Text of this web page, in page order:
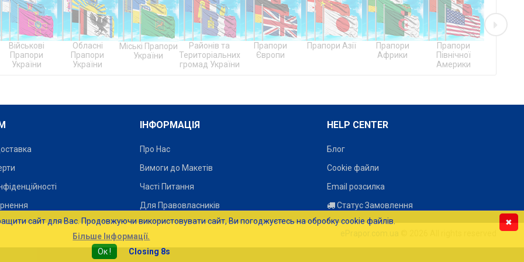
Обласні
Прапори
України
Міські Прапори
України
Районів та
Територіальних
громад України
Прапори
Європи
Прапори Азії
Прапори
Прапори
Північної
Прапори
Південної
Америки
ІНФОРМАЦІЯ
Про Нас
Вимоги до Макетів
Часті Питання
Для Правовласників
HELP CENTER
Блог
Cookie файли
Email розсилка
Статус Замовлення
сайт для Вас. Продовжуючи використовувати сайт, Ви погоджуєтесь на обробку cookie файлів.
Більше Інформації.
Ок !
Closing 7s
✖